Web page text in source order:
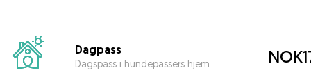
Dagpass
Dagspass i hundepassers hjem